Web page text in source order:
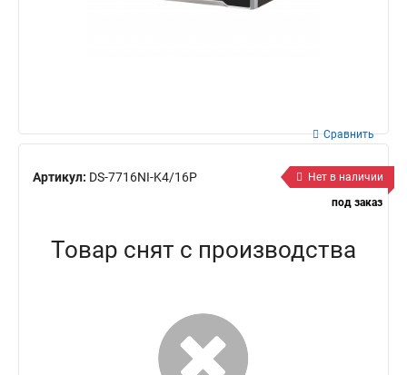
Артикул: DS-7716NI-K4/16P
Сравнить
Нет в наличии
под заказ
Товар снят с производства